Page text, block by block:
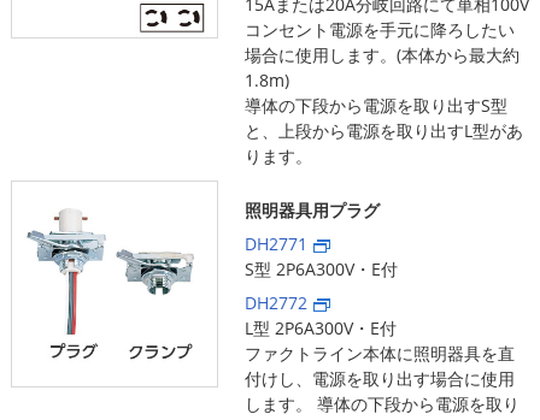
コンセント電源を手元に降ろしたい
場合に使用します。(本体から最大約
1.8m)
導体の下段から電源を取り出すS型
と、上段から電源を取り出すL型があ
ります。
照明器具用プラグ
DH2771
S型 2P6A300V・E付
DH2772
L型 2P6A300V・E付
ファクトライン本体に照明器具を直
付けし、電源を取り出す場合に使用
します。 導体の下段から電源を取り